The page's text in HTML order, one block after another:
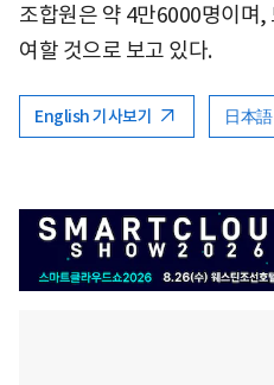
조합원은 약 4만6000명이며
여할 것으로 보고 있다.
English 기사보기 日本